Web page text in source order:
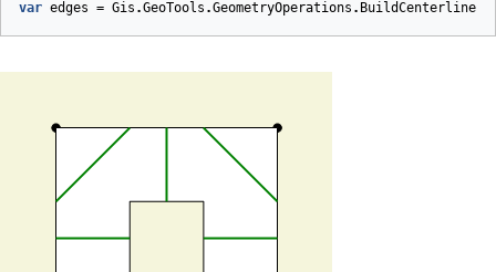
var edges = Gis .GeoTools .GeometryOperations . BuildCenterline